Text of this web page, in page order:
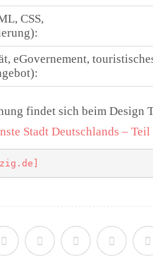
CSS,
eGovernement,
findet sich beim Design
Stadt Deutschlands – Teil